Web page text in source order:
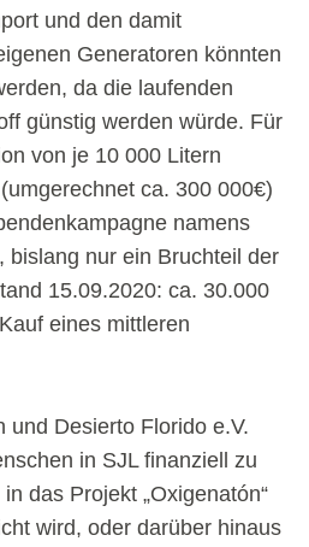
und den damit
Generatoren könnten
da die laufenden
günstig werden würde. Für
von je 10 000 Litern
ca. 300 000€)
namens
bislang nur ein Bruchteil der
15.09.2020: ca. 30.000
eines mittleren
und Desierto Florido e.V.
in SJL finanziell zu
das Projekt „Oxigenatón“
wird, oder darüber hinaus